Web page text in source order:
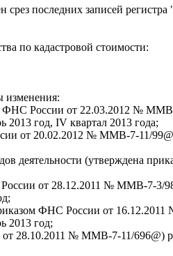
срез последних записей регистра
по кадастровой стоимости:
изменения:
России от 22.03.2012 №
2013 год, IV квартал 2013 года;
от 20.02.2012 № ММВ-7-11/
деятельности (утверждена
от 28.12.2011 № ММВ-7-3/
ФНС России от
2013 год;
28.10.2011 № ММВ-7-11/696@)